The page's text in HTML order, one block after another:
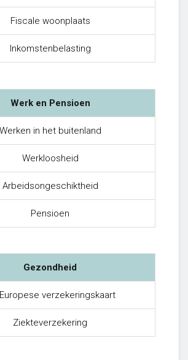
Fiscale woonplaats
Inkomstenbelasting
Werk en Pensioen
Werken in het buitenland
Werkloosheid
Arbeidsongeschiktheid
Pensioen
Gezondheid
verzekeringskaart
Ziekteverzekering